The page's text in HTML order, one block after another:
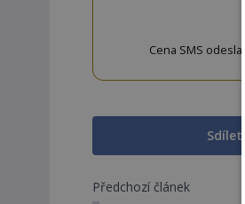
Cena SMS
Sdílet
Předchozí článek